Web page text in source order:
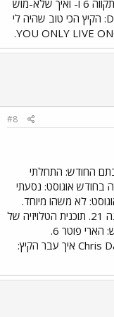
אליס קופר כנראה.. וגם אני אשיר לך שיר-התקווה 6 ו- ואיך שלא-מוש
בן ארי איך עבר הקיץ: היה מעולההההההה D: הקיץ הכי טוב שהיה לי
#8
החודש: התחלתי
טוב שקרה בחודש אוגוסט: נסעתי
לא משהו מיוחד.
למה אתם הכי מצפים בחודש ספטמבר: עונה 21. תוכנית הטלויזיה של
ספר החודש: הארי פוטר 6.
שיר/אלבום החודש: Chris Daughtry - Over You איך עבר הקיץ: